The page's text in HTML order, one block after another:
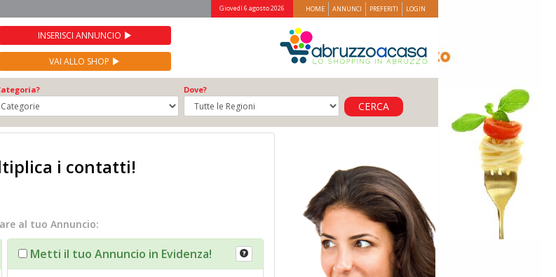
HOME ANNUNCI PREFERITI LOGIN
Giovedì 6 agosto 2026
INSERISCI ANNUNCIO
VAI ALLO SHOP
Dove?
CERCA
i contatti!
al tuo Annuncio:
Metti il tuo Annuncio in Evidenza!